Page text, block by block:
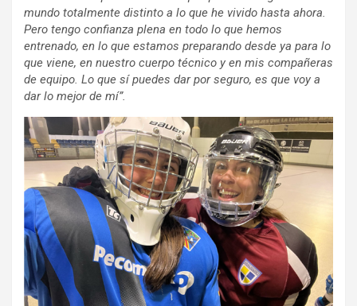
mundo totalmente distinto a lo que he vivido hasta ahora.
Pero tengo confianza plena en todo lo que hemos
entrenado, en lo que estamos preparando desde ya para lo
que viene, en nuestro cuerpo técnico y en mis compañeras
de equipo. Lo que sí puedes dar por seguro, es que voy a
dar lo mejor de mí”.